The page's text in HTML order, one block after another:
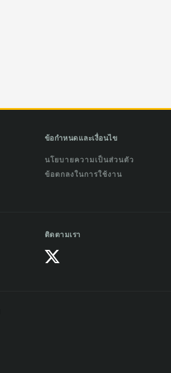
ข้อกำหนดและเงื่อนไข
นโยบายความเป็นส่วนตัว
ข้อตกลงในการใช้งาน
ติดตามเรา